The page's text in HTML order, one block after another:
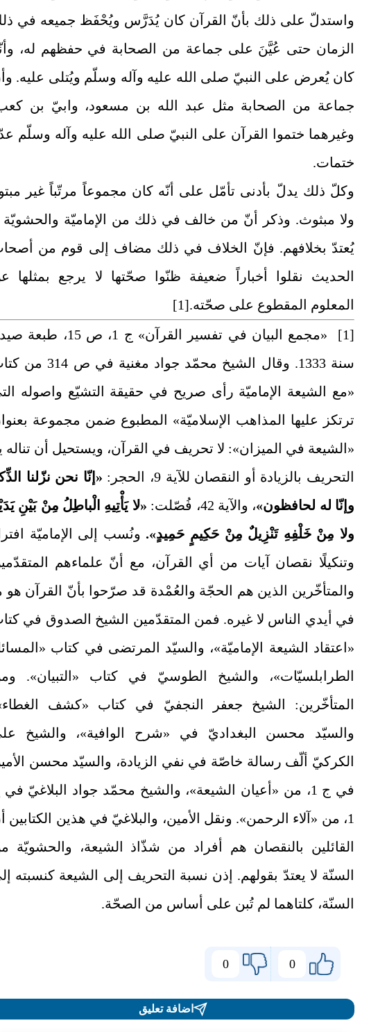
واستدلّ على ذلك بأنّ القرآن كان يُدَرَّس ويُحْفَظ جميعه في
الزمان حتى عُيَّنَ على جماعة من الصحابة في حفظهم له،
كان يُعرض على النبيّ صلى الله عليه وآله وسلّم ويُتلى عليه.
جماعة من الصحابة مثل عبد الله بن مسعود، وابيّ بن
وغيرهما ختموا القرآن على النبيّ صلى الله عليه وآله وسلّم
ختمات.
وكلّ ذلك يدلّ بأدنى تأمّل على أنّه كان مجموعاً مرتّباً غير
ولا مبثوث. وذكر أنّ من خالف في ذلك من الإماميّة والحشويّة
يُعتدّ بخلافهم. فإنّ الخلاف في ذلك مضاف إلى قوم من
الحديث نقلوا أخباراً ضعيفة ظنّوا صحّتها لا يرجع بمثلها
المعلوم المقطوع على صحّته.[1]
[1]
«مجمع البيان في تفسير القرآن» ج 1، ص 15،
سنة 1333. وقال الشيخ محمّد جواد مغنية في ص
«مع الشيعة الإماميّة رأى صريح في حقيقة التشيّع واصوله
ترتكز عليها المذاهب الإسلاميّة» المطبوع ضمن مجموعة
«الشيعة في الميزان»: لا تحريف في القرآن، ويستحيل أن تناله
التحريف بالزيادة أو النقصان للآية 9، الحجر:
«إنّا نحن نزّلنا
وإنّا له لحافظون»، والآية 42، فُصّلت:
«لا يَأْتِيهِ الْباطِلُ مِنْ بَيْنِ
ولا مِنْ خَلْفِهِ تَنْزِيلٌ مِنْ حَكِيمٍ حَمِيدٍ». ونُسب إلى الإماميّة
وتنكيلًا نقصان آيات من أي القرآن، مع أنّ علماءهم
والمتأخّرين الذين هم الحجّة والعُمْدة قد صرّحوا بأنّ القرآن هو
في أيدي الناس لا غيره. فمن المتقدّمين الشيخ الصدوق في
«اعتقاد الشيعة الإماميّة»، والسيّد المرتضى في كتاب
الطرابلسيّات»، والشيخ الطوسيّ في كتاب «التبيان».
المتأخّرين: الشيخ جعفر النجفيّ في كتاب «كشف
والسيّد محسن البغداديّ في «شرح الوافية»، والشيخ
الكركيّ ألّف رسالة خاصّة في نفي الزيادة، والسيّد محسن
في ج 1، من «أعيان الشيعة»، والشيخ محمّد جواد البلاغيّ
1، من «آلاء الرحمن». ونقل الأمين، والبلاغيّ في هذين الكتابين
القائلين بالنقصان هم أفراد من شذّاذ الشيعة، والحشويّة
السنّة لا يعتدّ بقولهم. إذن نسبة التحريف إلى الشيعة كنسبته
السنّة، كلتاهما لم تُبن على أساس من الصحّة.
0
0
اضافة تعليق